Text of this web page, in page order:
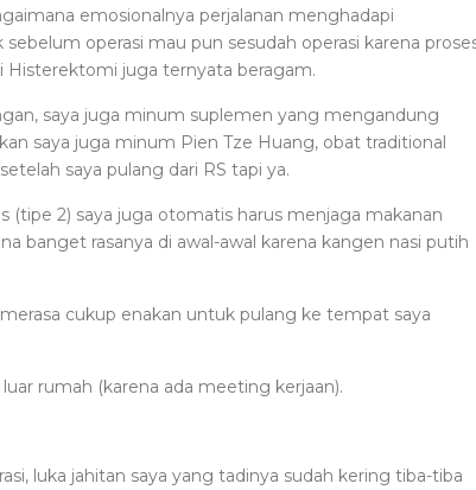
emosionalnya perjalanan menghadapi
operasi mau pun sesudah operasi karena
Histerektomi juga ternyata beragam.
saya juga minum suplemen yang mengandung
saya juga minum Pien Tze Huang, obat traditional
saya pulang dari RS tapi ya.
(tipe 2) saya juga otomatis harus menjaga makanan
banget rasanya di awal-awal karena kangen nasi putih
cukup enakan untuk pulang ke tempat saya
rumah (karena ada meeting kerjaan).
luka jahitan saya yang tadinya sudah kering tiba-tiba